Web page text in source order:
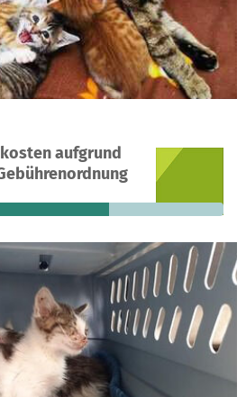
aufgrund
Deutschland
68 % 13.648 €